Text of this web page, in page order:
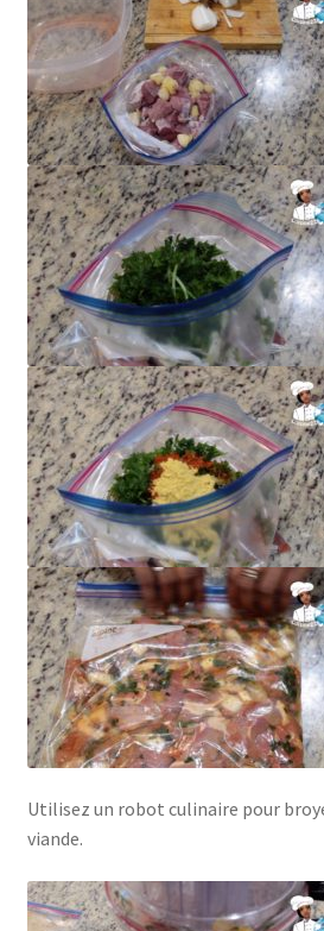
Utilisez un robot culinaire pour
viande.